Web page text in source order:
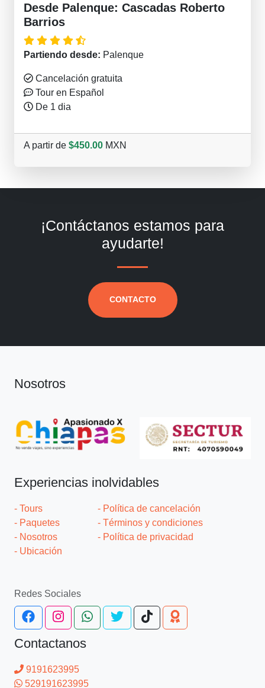
Desde Palenque: Cascadas Roberto
Barrios
Partiendo desde: Palenque
Cancelación gratuita
Tour en Español
De 1 dia
A partir de $450.00 MXN
¡Contáctanos estamos para
ayudarte!
CONTACTO
Nosotros
Experiencias inolvidables
- Tours
- Paquetes
- Nosotros
- Ubicación
- Política de cancelación
- Términos y condiciones
- Política de privacidad
Redes Sociales
Contactanos
9191623995
529191623995